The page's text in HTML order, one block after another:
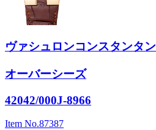
ヴァシュロンコンスタンタン
オーバーシーズ
42042/000J-8966
Item No.87387